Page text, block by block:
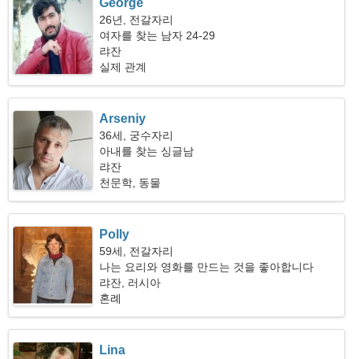
George
26년, 전갈자리
여자를 찾는 남자 24-29
랴잔
실제 관계
Arseniy
36세, 궁수자리
아내를 찾는 싱글남
랴잔
천문학, 동물
Polly
59세, 전갈자리
나는 요리와 영화를 만드는 것을 좋아합니다
랴잔, 러시아
혼례
Lina